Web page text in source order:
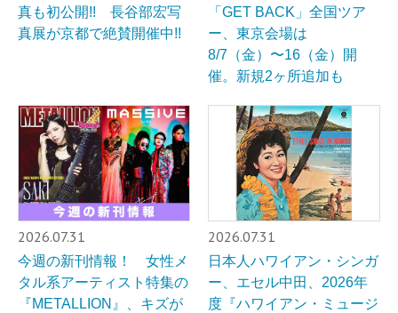
真も初公開!! 長谷部宏写
真展が京都で絶賛開催中!!
「GET BACK」全国ツア
ー、東京会場は
8/7（金）〜16（金）開
催。新規2ヶ所追加も
2026.07.31
今週の新刊情報！ 女性メ
タル系アーティスト特集の
『METALLION』、キズが
2026.07.31
日本人ハワイアン・シンガ
ー、エセル中田、2026年
度『ハワイアン・ミュージ